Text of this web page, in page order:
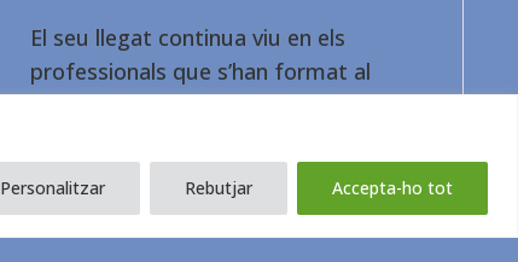
Personalitzar Rebutjar Accepta-ho tot
El seu llegat continua viu en els
professionals que s’han format al